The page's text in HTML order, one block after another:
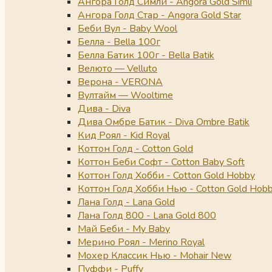
Ангора Голд Стар - Angora Gold Star
Беби Вул - Baby Wool
Белла - Bella 100г
Белла Батик 100г - Bella Batik
Велюто — Velluto
Верона - VERONA
Вултайм — Wooltime
Дива - Diva
Дива Омбре Батик - Diva Ombre Batik
Кид Роял - Kid Royal
Коттон Голд - Cotton Gold
Коттон Беби Софт - Cotton Baby Soft
Коттон Голд Хобби - Cotton Gold Hobby
Коттон Голд Хобби Нью - Cotton Gold
Лана Голд - Lana Gold
Лана Голд 800 - Lana Gold 800
Май Беби - My Baby
Мерино Роял - Merino Royal
Мохер Классик Нью - Mohair New
Пуффи - Puffy